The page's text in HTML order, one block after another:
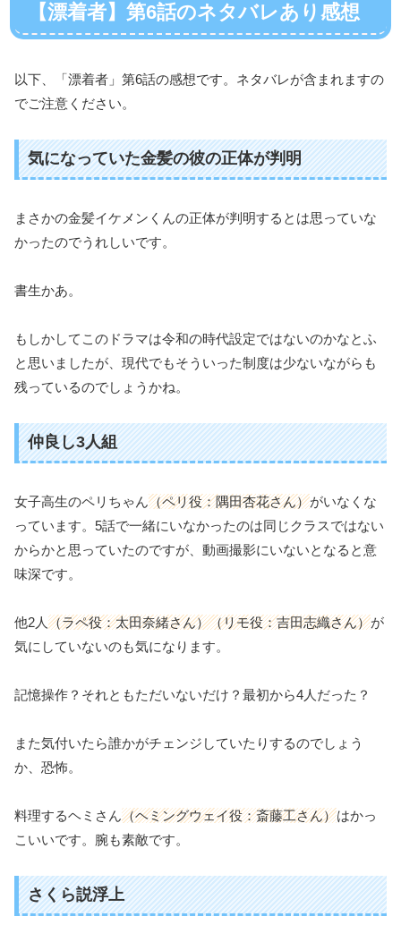
【漂着者】第6話のネタバレあり感想
以下、「漂着者」第6話の感想です。ネタバレが含まれますの
でご注意ください。
気になっていた金髪の彼の正体が判明
まさかの金髪イケメンくんの正体が判明するとは思っていな
かったのでうれしいです。
書生かあ。
もしかしてこのドラマは令和の時代設定ではないのかなとふ
と思いましたが、現代でもそういった制度は少ないながらも
残っているのでしょうかね。
仲良し3人組
女子高生のペリちゃん（ペリ役：隅田杏花さん）がいなくな
っています。5話で一緒にいなかったのは同じクラスではない
からかと思っていたのですが、動画撮影にいないとなると意
味深です。
他2人（ラペ役：太田奈緒さん）（リモ役：吉田志織さん）が
気にしていないのも気になります。
記憶操作？それともただいないだけ？最初から4人だった？
また気付いたら誰かがチェンジしていたりするのでしょう
か、恐怖。
料理するヘミさん（ヘミングウェイ役：斎藤工さん）はかっ
こいいです。腕も素敵です。
さくら説浮上